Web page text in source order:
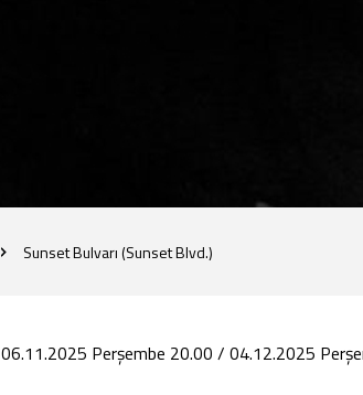
Sunset Bulvarı (Sunset Blvd.)
06.11.2025 Perşembe 20.00 / 04.12.2025